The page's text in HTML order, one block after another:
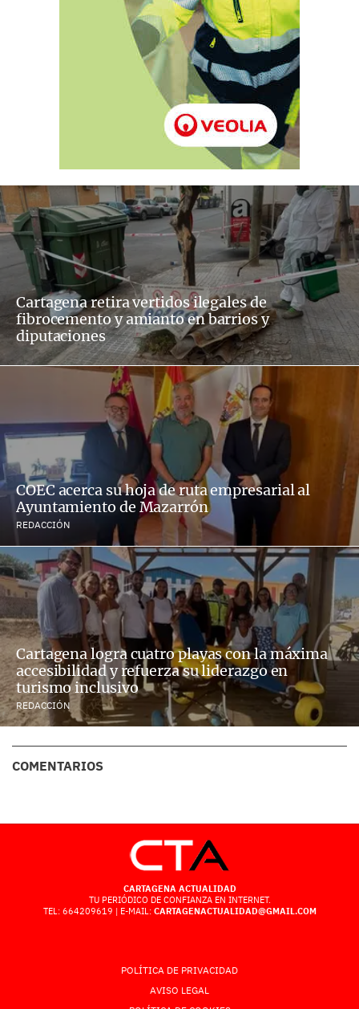
Cartagena retira vertidos ilegales de
fibrocemento y amianto en barrios y
diputaciones
COEC acerca su hoja de ruta empresarial al
Ayuntamiento de Mazarrón
REDACCIÓN
Cartagena logra cuatro playas con la máxima
accesibilidad y refuerza su liderazgo en
turismo inclusivo
REDACCIÓN
COMENTARIOS
CARTAGENA ACTUALIDAD
TU PERIÓDICO DE CONFIANZA EN INTERNET.
TEL: 664209619 | E-MAIL: CARTAGENACTUALIDAD@GMAIL.COM
POLÍTICA DE PRIVACIDAD
AVISO LEGAL